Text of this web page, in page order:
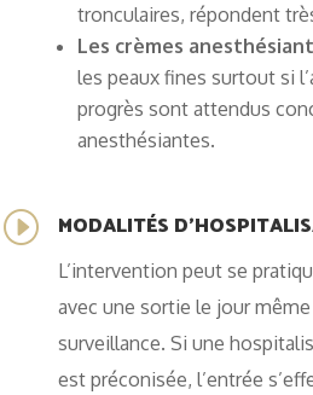
tronculaires, répondent
Les crèmes
les peaux fines surtout si
progrès sont attendus
anesthésiantes.
I MODALITÉS
L’intervention peut se
avec une sortie le jour
surveillance. Si une
est préconisée, l’entrée